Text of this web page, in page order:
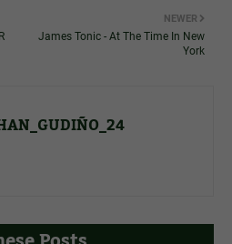
NEWER
James Tonic - At The Time In New
York